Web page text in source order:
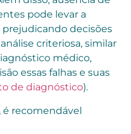
pode levar a
prejudicando decisões
criteriosa, similar
médico,
essas falhas e suas
de diagnóstico).
é recomendável